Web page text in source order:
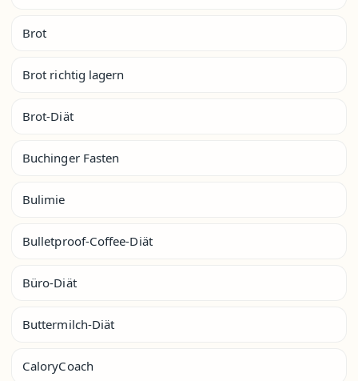
Brot
Brot richtig lagern
Brot-Diät
Buchinger Fasten
Bulimie
Bulletproof-Coffee-Diät
Büro-Diät
Buttermilch-Diät
CaloryCoach